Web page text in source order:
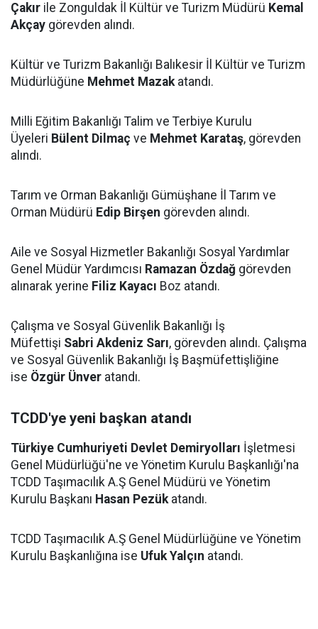
Çakır ile Zonguldak İl Kültür ve Turizm Müdürü Kemal
Akçay görevden alındı.
Kültür ve Turizm Bakanlığı Balıkesir İl Kültür ve Turizm
Müdürlüğüne Mehmet Mazakatandı.
Milli Eğitim Bakanlığı Talim ve Terbiye Kurulu
Üyeleri Bülent Dilmaç ve Mehmet Karataş, görevden
alındı.
Tarım ve Orman Bakanlığı Gümüşhane İl Tarım ve
Orman Müdürü Edip Birşen görevden alındı.
Aile ve Sosyal Hizmetler Bakanlığı Sosyal Yardımlar
Genel Müdür Yardımcısı Ramazan Özdağ görevden
alınarak yerine Filiz Kayacı Boz atandı.
Çalışma ve Sosyal Güvenlik Bakanlığı İş
Müfettişi Sabri Akdeniz Sarı, görevden alındı. Çalışma
ve Sosyal Güvenlik Bakanlığı İş Başmüfettişliğine
ise Özgür Ünver atandı.
TCDD'ye yeni başkan atandı
Türkiye Cumhuriyeti Devlet Demiryolları İşletmesi
Genel Müdürlüğü'ne ve Yönetim Kurulu Başkanlığı'na
TCDD Taşımacılık A.Ş Genel Müdürü ve Yönetim
Kurulu Başkanı Hasan Pezükatandı.
TCDD Taşımacılık A.Ş Genel Müdürlüğüne ve Yönetim
Kurulu Başkanlığına ise Ufuk Yalçın atandı.